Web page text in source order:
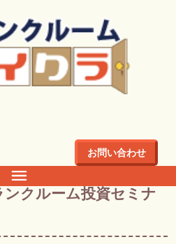
お問い合わせ
無料】トランクルーム投資セミナ
ンクルーム投資セミナ